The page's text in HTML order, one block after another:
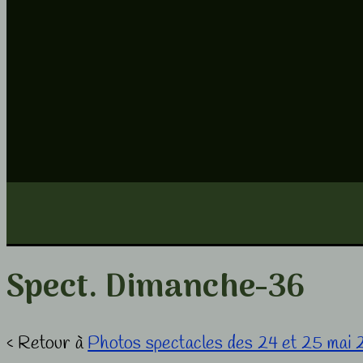
Spect. Dimanche-36
‹ Retour àPhotos spectacles des 24 et 25 mai